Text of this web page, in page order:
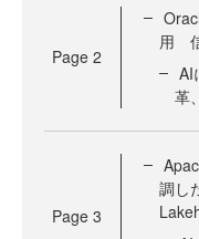
Page 2
用
AI
革
Page 3
調し